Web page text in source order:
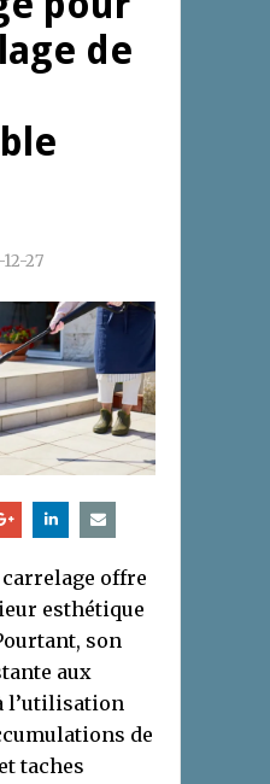
de
27
offre
esthétique
son
aux
l’utilisation
de
taches